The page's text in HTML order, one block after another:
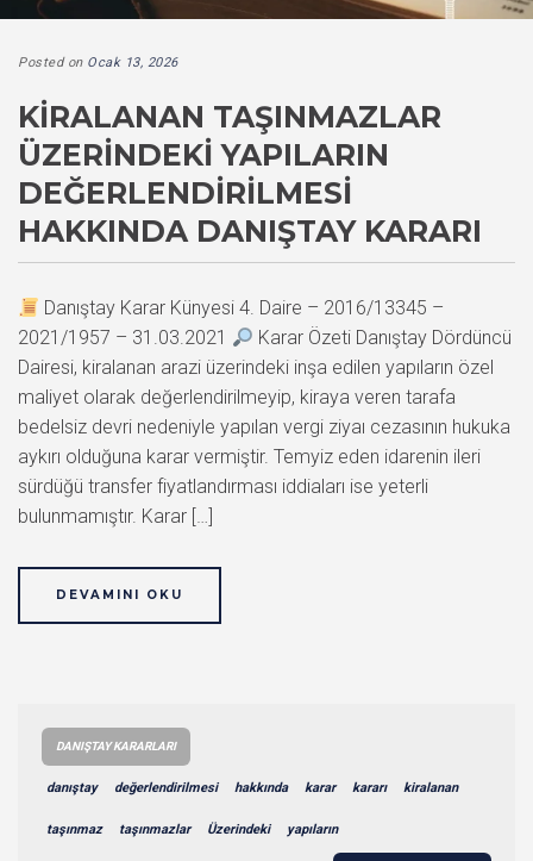
Posted on Ocak 13, 2026
KIRALANAN TAŞINMAZLAR
ÜZERINDEKI YAPILARIN
DEĞERLENDIRILMESI
HAKKINDA DANIŞTAY KARARI
Danıştay Karar Künyesi 4. Daire – 2016/13345 –
2021/1957 – 31.03.2021
Karar Özeti Danıştay Dördüncü
Dairesi, kiralanan arazi üzerindeki inşa edilen yapıların özel
maliyet olarak değerlendirilmeyip, kiraya veren tarafa
bedelsiz devri nedeniyle yapılan vergi ziyaı cezasının hukuka
aykırı olduğuna karar vermiştir. Temyiz eden idarenin ileri
sürdüğü transfer fiyatlandırması iddiaları ise yeterli
bulunmamıştır. Karar […]
DEVAMINI OKU
DANIŞTAY KARARLARI
danıştay değerlendirilmesi hakkında karar kararı kiralanan
taşınmaz taşınmazlar Üzerindeki yapıların